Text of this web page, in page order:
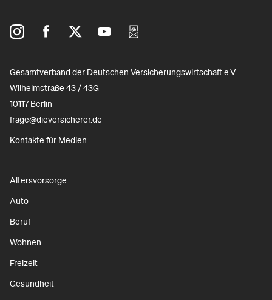
Gesamtverband der Deutschen Versicherungswirtschaft e.V.
Wilhelmstraße 43 / 43G
10117 Berlin
frage@dieversicherer.de
Kontakte für Medien
Altersvorsorge
Auto
Beruf
Wohnen
Freizeit
Gesundheit